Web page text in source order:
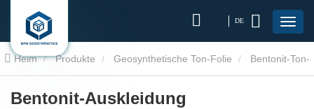
DE
Heim Produkte Geosynthetische Ton-Folie Bentonit-Ton-
Liner Bentonit-Auskleidung
Bentonit-Auskleidung